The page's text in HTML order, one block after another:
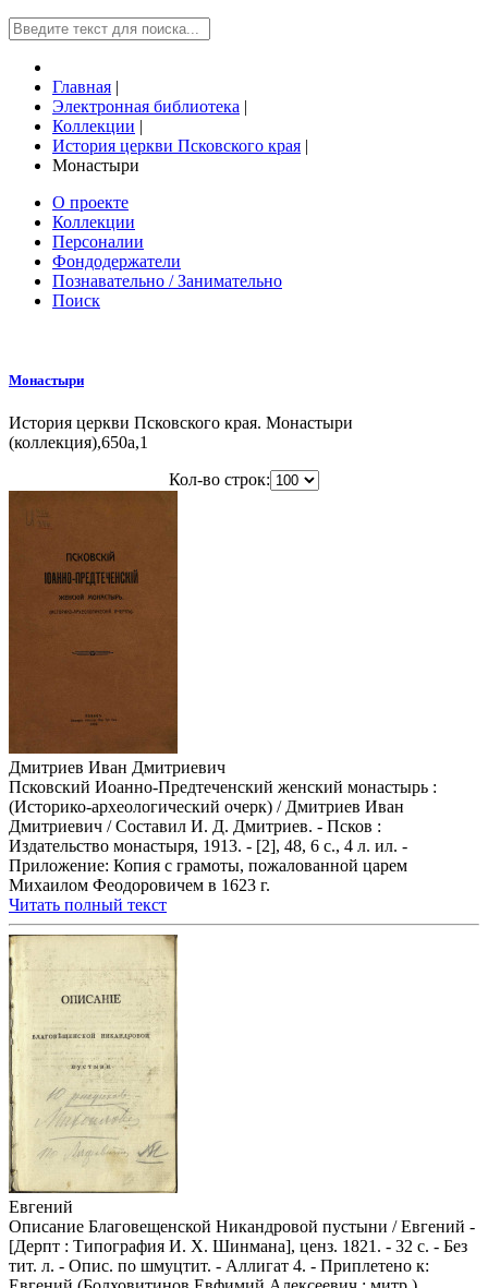
Главная |
Электронная библиотека |
Коллекции |
История церкви Псковского края |
Монастыри
О проекте
Коллекции
Персоналии
Фондодержатели
Познавательно / Занимательно
Поиск
Монастыри
История церкви Псковского края. Монастыри
(коллекция),650a,1
Кол-во строк:
Дмитриев Иван Дмитриевич
Псковский Иоанно-Предтеченский женский монастырь :
(Историко-археологический очерк) / Дмитриев Иван
Дмитриевич / Составил И. Д. Дмитриев. - Псков :
Издательство монастыря, 1913. - [2], 48, 6 с., 4 л. ил. -
Приложение: Копия с грамоты, пожалованной царем
Михаилом Феодоровичем в 1623 г.
Читать полный текст
Евгений
Описание Благовещенской Никандровой пустыни / Евгений -
[Дерпт : Типография И. Х. Шинмана], ценз. 1821. - 32 с. - Без
тит. л. - Опис. по шмуцтит. - Аллигат 4. - Приплетено к: